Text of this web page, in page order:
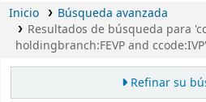
Inicio
Búsqueda avanzada
Resultados de búsqueda para
holdingbranch:FEVP and ccode:IVP'
Refinar su